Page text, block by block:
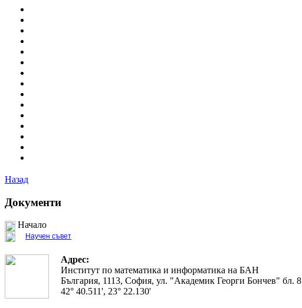
Назад
Документи
Начало
Научен съвет
Адрес:
Институт по математика и информатика на БАН
България, 1113, София, ул. "Академик Георги Бончев" бл. 8
42° 40.511', 23° 22.130'